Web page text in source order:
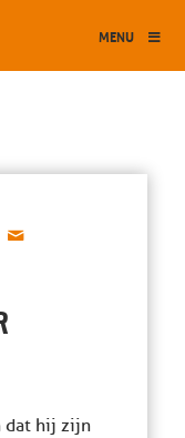
MENU
dat hij zijn